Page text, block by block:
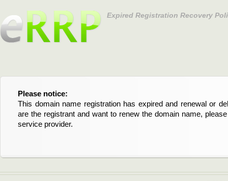
Expired Registration Recovery
Please notice:
This domain name registration has expired and renewal or
are the registrant and want to renew the domain name,
service provider.
Bitte beachten Sie:
Diese Domainregistrierung ist abgelaufen und die
Domain stehen an. Wenn Sie der Registrant sind und
verlängern möchten, kontaktieren Sie bitte Ihren Service-